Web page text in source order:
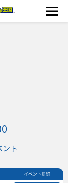
ント
イベント詳細